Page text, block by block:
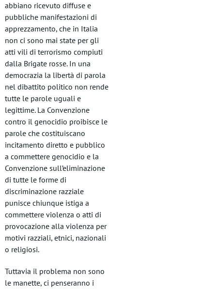
abbiano ricevuto diffuse e
pubbliche manifestazioni di
apprezzamento, che in Italia
non ci sono mai state per gli
atti vili di terrorismo compiuti
dalla Brigate rosse. In una
democrazia la libertà di parola
nel dibattito politico non rende
tutte le parole uguali e
legittime. La Convenzione
contro il genocidio proibisce le
parole che costituiscano
incitamento diretto e pubblico
a commettere genocidio e la
Convenzione sull’eliminazione
di tutte le forme di
discriminazione razziale
punisce chiunque istiga a
commettere violenza o atti di
provocazione alla violenza per
motivi razziali, etnici, nazionali
o religiosi.
Tuttavia il problema non sono
le manette, ci penseranno i